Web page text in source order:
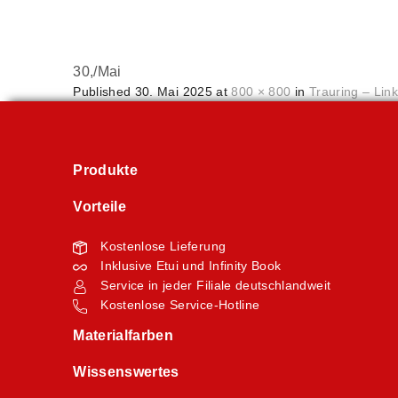
30,/Mai
Published 30. Mai 2025at800 × 800 in Trauring –
Produkte
Vorteile
Kostenlose Lieferung
Inklusive Etui und Infinity Book
Service in jeder Filiale deutschlandweit
Kostenlose Service-Hotline
Materialfarben
Wissenswertes